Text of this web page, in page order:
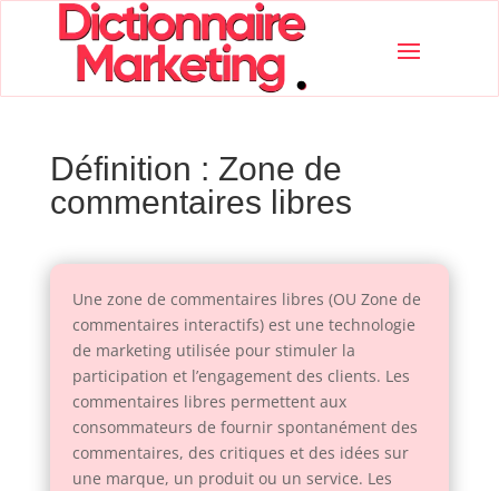
Définition : Zone de
commentaires libres
Une zone de commentaires libres (OU Zone de
commentaires interactifs) est une technologie
de marketing utilisée pour stimuler la
participation et l’engagement des clients. Les
commentaires libres permettent aux
consommateurs de fournir spontanément des
commentaires, des critiques et des idées sur
une marque, un produit ou un service. Les